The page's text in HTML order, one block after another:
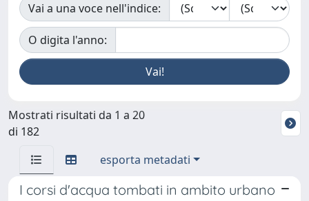
Vai a una voce nell'indice:
O digita l'anno:
Mostrati risultati da 1 a 20
di 182
esporta metadati
I corsi d'acqua tombati in ambito urbano